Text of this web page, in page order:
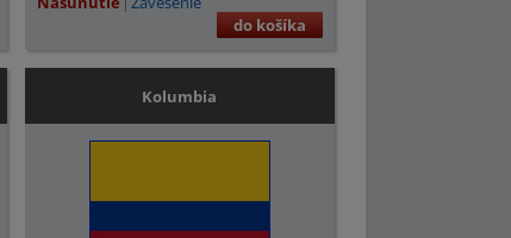
do košíka
Kolumbia